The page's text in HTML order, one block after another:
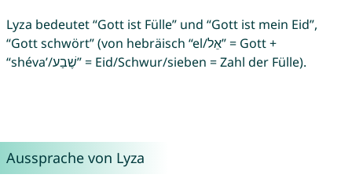
Lyza bedeutet “Gott ist Fülle” und “Gott ist mein Eid”,
“Gott schwört” (von hebräisch “el/אֵל” = Gott +
“shéva’/שֶׁבַע” = Eid/Schwur/sieben = Zahl der Fülle).
Aussprache von Lyza